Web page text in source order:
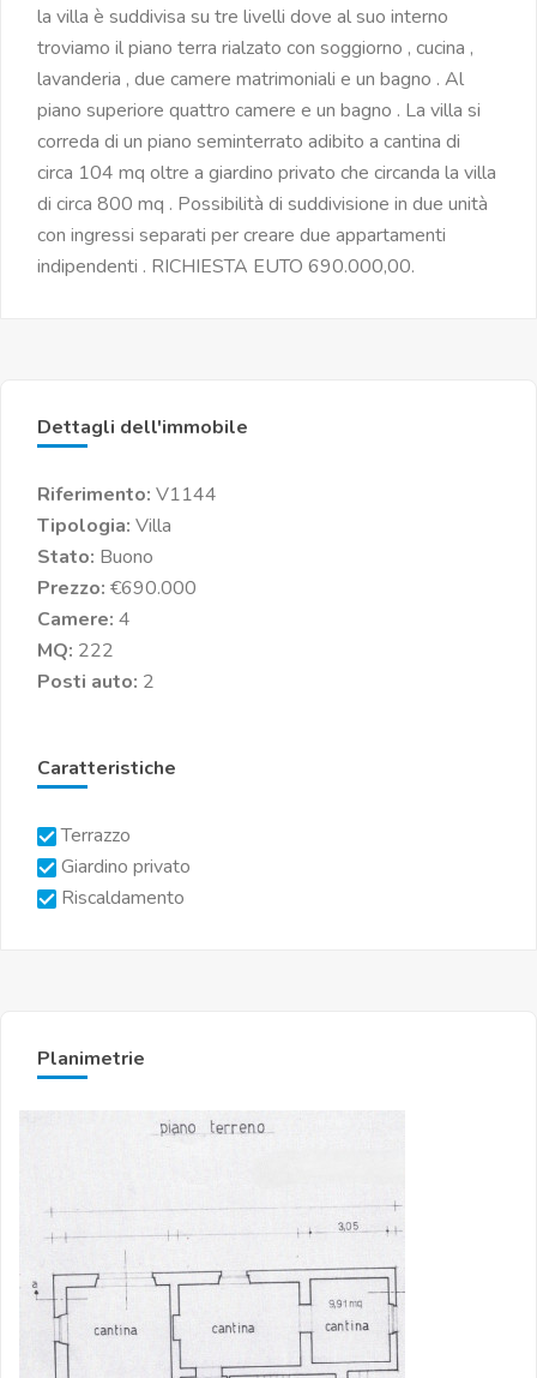
la villa è suddivisa su tre livelli dove al suo interno
troviamo il piano terra rialzato con soggiorno , cucina ,
lavanderia , due camere matrimoniali e un bagno . Al
piano superiore quattro camere e un bagno . La villa si
correda di un piano seminterrato adibito a cantina di
circa 104 mq oltre a giardino privato che circanda la villa
di circa 800 mq . Possibilità di suddivisione in due unità
con ingressi separati per creare due appartamenti
indipendenti . RICHIESTA EUTO 690.000,00.
Dettagli dell'immobile
Riferimento: V1144
Tipologia: Villa
Stato: Buono
Prezzo: €690.000
Camere: 4
MQ: 222
Posti auto: 2
Caratteristiche
Terrazzo
Giardino privato
Riscaldamento
Planimetrie